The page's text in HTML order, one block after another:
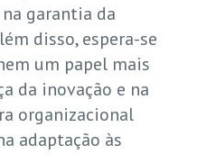
garantia da
disso, espera-se
um papel mais
da inovação e na
organizacional
adaptação às